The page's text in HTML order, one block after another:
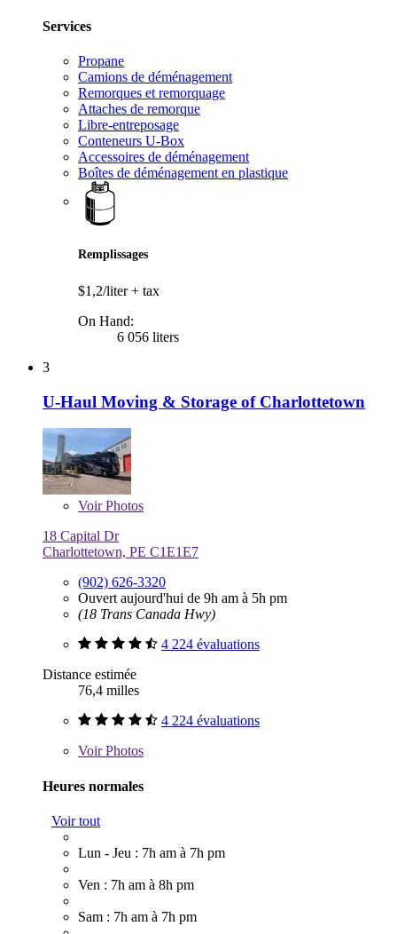
Services
Propane
Camions de déménagement
Remorques et remorquage
Attaches de remorque
Libre-entreposage
Conteneurs U-Box
Accessoires de déménagement
Boîtes de déménagement en plastique
Remplissages
$1,2/liter+ tax
On Hand:
6 056 liters
3
U-Haul Moving & Storage of Charlottetown
VoirPhotos
18 Capital Dr
Charlottetown, PE C1E1E7
(902) 626-3320
Ouvert aujourd'hui de 9h am à 5h pm
(18 Trans Canada Hwy)
4 224 évaluations
Distance estimée
76,4 milles
4 224 évaluations
VoirPhotos
Heures normales
Voir tout
Lun - Jeu : 7h am à 7h pm
Ven : 7h am à 8h pm
Sam : 7h am à 7h pm